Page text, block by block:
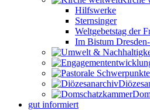
Hilfswerke
Sternsinger
Weltgebetstag der
Im Bistum
gut informiert